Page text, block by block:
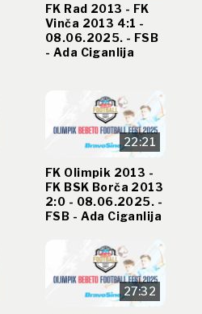
FK Rad 2013 - FK
Vinča 2013 4:1 -
08.06.2025. - FSB
- Ada Ciganlija
22:21
FK Olimpik 2013 -
FK BSK Borča 2013
2:0 - 08.06.2025. -
FSB - Ada Ciganlija
27:32